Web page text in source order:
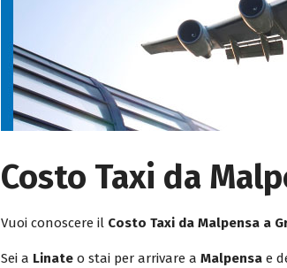
Costo Taxi da
Vuoi conoscere il Costo Taxi da Malpensa a
Sei a Linate o stai per arrivare a Malpensa e